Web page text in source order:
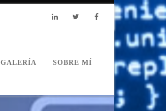
GALERÍA SOBRE MÍ